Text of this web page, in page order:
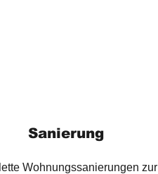
Sanierung
Wohnungssanierungen zur